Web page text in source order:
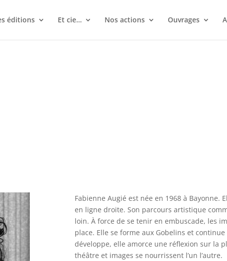
éditions Et cie… Nos actions Ouvrages
Fabienne Augié est née en 1968 à
en ligne droite. Son parcours artistique
loin. À force de se tenir en embuscade, les
place. Elle se forme aux Gobelins et
développe, elle amorce une réflexion sur la
théâtre et images se nourrissent l’un l’autre.